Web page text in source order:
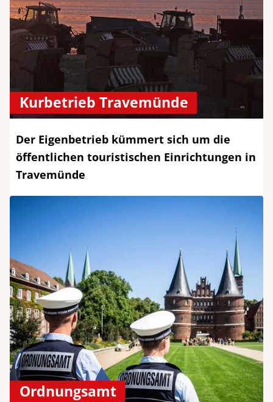
Kurbetrieb Travemünde
Der Eigenbetrieb kümmert sich um die
öffentlichen touristischen Einrichtungen in
Travemünde
Ordnungsamt